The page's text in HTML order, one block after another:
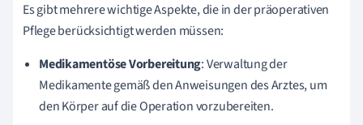
Es gibt mehrere wichtige Aspekte, die in der präoperativen
Pflege berücksichtigt werden müssen:
Medikamentöse Vorbereitung: Verwaltung der
Medikamente gemäß den Anweisungen des Arztes, um
den Körper auf die Operation vorzubereiten.